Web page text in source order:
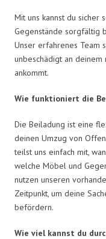
Mit uns kannst du sicher
Gegenstände sorgfältig
Unser erfahrenes Team
unbeschädigt an
ankommt.
Wie funktioniert die
Die Beiladung ist eine
deinen Umzug von
teilst uns einfach mit,
welche Möbel und
nutzen unseren
Zeitpunkt, um deine
befördern.
Wie viel kannst du